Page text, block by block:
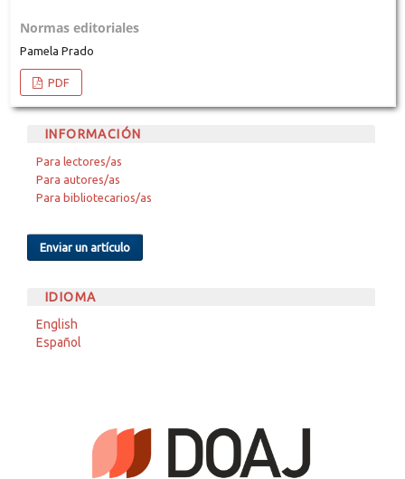
Normas editoriales
Pamela Prado
PDF
INFORMACIÓN
Para lectores/as
Para autores/as
Para bibliotecarios/as
Enviar un artículo
IDIOMA
English
Español